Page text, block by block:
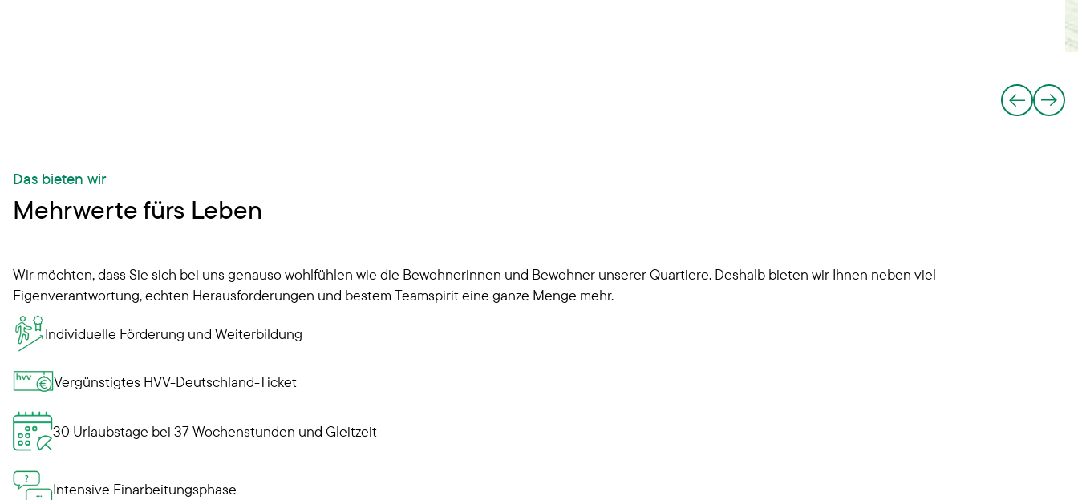
Das bieten wir
Mehrwerte fürs Leben
Wir möchten, dass Sie sich bei uns genauso wohlfühlen wie die Bewohnerinnen und Bewohner unserer Quartiere. Deshalb bieten wir Ihnen neben viel
Eigenverantwortung, echten Herausforderungen und bestem Teamspirit eine ganze Menge mehr.
Individuelle Förderung und Weiterbildung
Vergünstigtes HVV-Deutschland-Ticket
30 Urlaubstage bei 37 Wochenstunden und Gleitzeit
Intensive Einarbeitungsphase